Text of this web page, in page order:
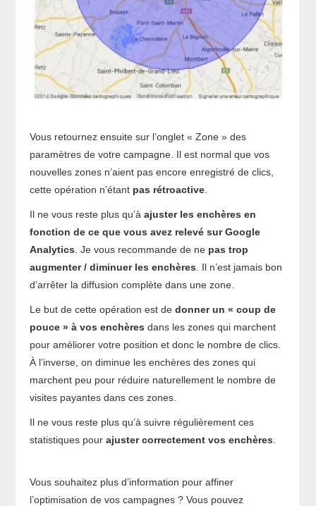
Vous retournez ensuite sur l’onglet « Zone » des
paramètres de votre campagne. Il est normal que vos
nouvelles zones n’aient pas encore enregistré de clics,
cette opération n’étant pas rétroactive
Il ne vous reste plus qu’àajuster les enchères en
fonction de ce que vous avez relevé sur Google
Analytics . Je vous recommande de ne pas trop
augmenter / diminuer les enchères . Il n’est jamais bon
d’arrêter la diffusion complète dans une zone.
Le but de cette opération est dedonner un « coup de
pouce » à vos enchères dans les zones qui marchent
pour améliorer votre position et donc le nombre de clics.
À l’inverse, on diminue les enchères des zones qui
marchent peu pour réduire naturellement le nombre de
visites payantes dans ces zones.
Il ne vous reste plus qu’à suivre régulièrement ces
statistiques pourajuster correctement vos enchères
Vous souhaitez plus d’information pour affiner
l’optimisation de vos campagnes ? Vous pouvez